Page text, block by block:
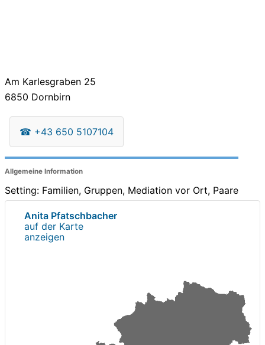
Am Karlesgraben 25
6850 Dornbirn
☎ +43 650 5107104
Allgemeine Information
Setting: Familien, Gruppen, Mediation vor Ort, Paare
Anita Pfatschbacher
auf der Karte
anzeigen